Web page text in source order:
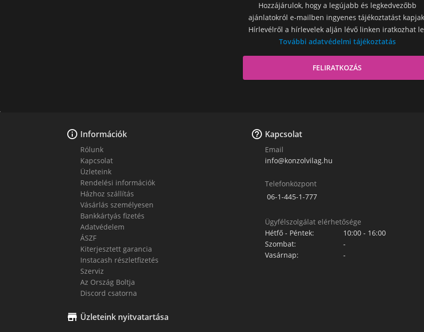
Hozzájárulok, hogy a legújabb és legkedvezőbb
ajánlatokról e-mailben ingyenes tájékoztatást
Hírlevélről a hírlevelek alján lévő linken iratkozhat
További adatvédelmi tájékoztatás
 Információk
Rólunk
Kapcsolat
Üzleteink
Rendelési információk
Házhoz szállítás
Vásárlás személyesen
Bankkártyás fizetés
Adatvédelem
ÁSZF
Kiterjesztett garancia
Instacash részletfizetés
Szerviz
Az Ország Boltja
Discord csatorna
 Üzleteink nyitvatartása
 Kapcsolat
Email
info@konzolvilag.hu
Telefonközpont
06-1-445-1-777
Ügyfélszolgálat elérhetősége
Hétfő - Péntek:
10:00 - 16:00
Szombat:
-
Vasárnap:
-